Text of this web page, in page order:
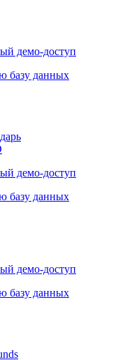
демо-доступ
базу данных
демо-доступ
базу данных
демо-доступ
базу данных